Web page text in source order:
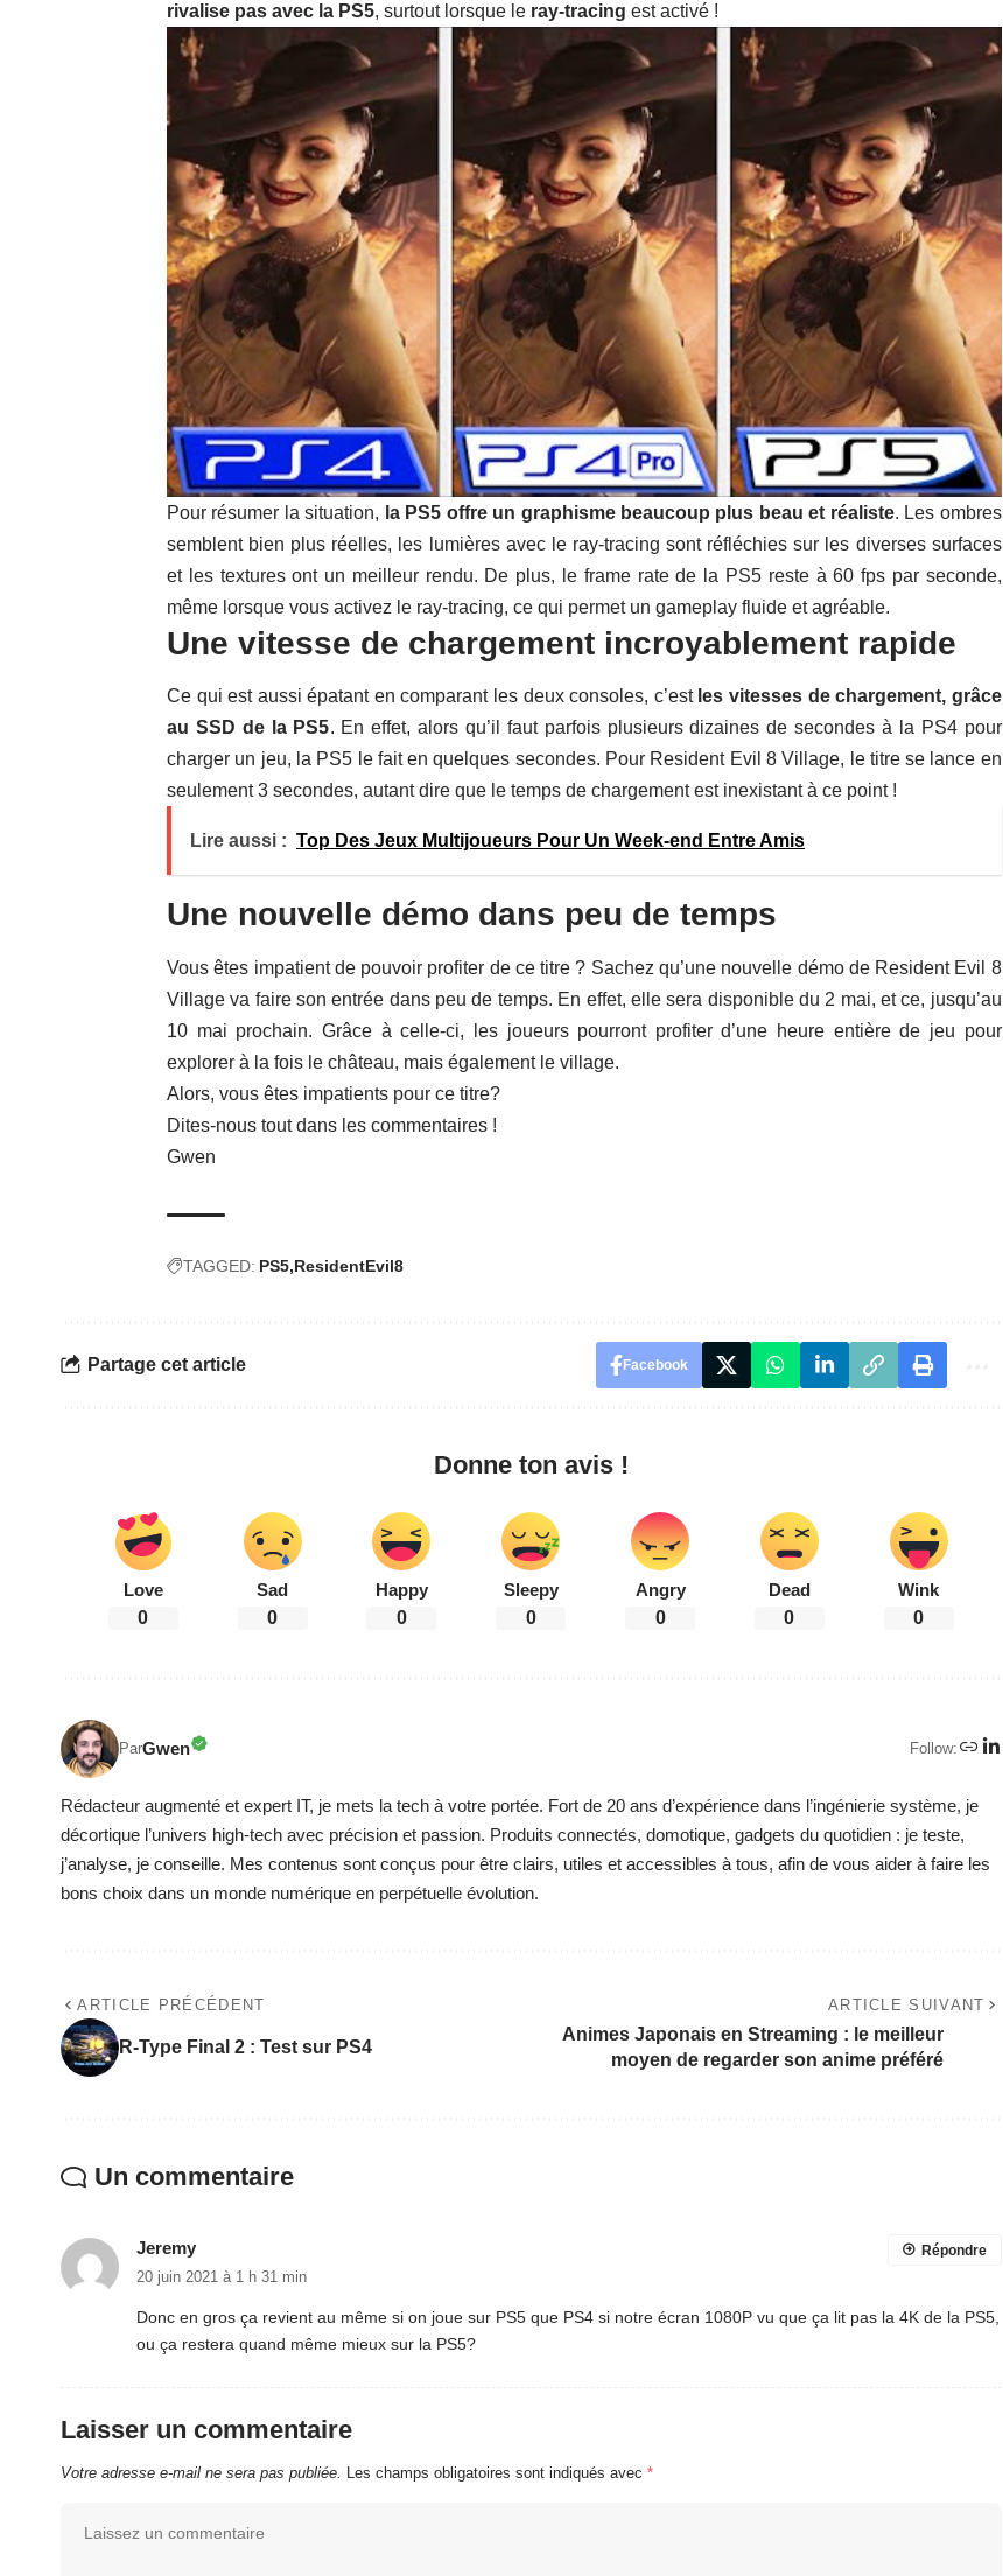
rivalise pas avec la PS5, surtout lorsque le ray-tracing est activé !
Pour résumer la situation, la PS5 offre un graphisme beaucoup plus beau et réaliste. Les ombres
semblent bien plus réelles, les lumières avec le ray-tracing sont réfléchies sur les diverses surfaces
et les textures ont un meilleur rendu. De plus, le frame rate de la PS5 reste à 60 fps par seconde,
même lorsque vous activez le ray-tracing, ce qui permet un gameplay fluide et agréable.
Une vitesse de chargement incroyablement rapide
Ce qui est aussi épatant en comparant les deux consoles, c’est les vitesses de chargement, grâce
au SSD de la PS5. En effet, alors qu’il faut parfois plusieurs dizaines de secondes à la PS4 pour
charger un jeu, la PS5 le fait en quelques secondes. Pour Resident Evil 8 Village, le titre se lance en
seulement 3 secondes, autant dire que le temps de chargement est inexistant à ce point !
Lire aussi : Top Des Jeux Multijoueurs Pour Un Week-end Entre Amis
Une nouvelle démo dans peu de temps
Vous êtes impatient de pouvoir profiter de ce titre ? Sachez qu’une nouvelle démo de Resident Evil 8
Village va faire son entrée dans peu de temps. En effet, elle sera disponible du 2 mai, et ce, jusqu’au
10 mai prochain. Grâce à celle-ci, les joueurs pourront profiter d’une heure entière de jeu pour
explorer à la fois le château, mais également le village.
Alors, vous êtes impatients pour ce titre?
Dites-nous tout dans les commentaires !
Gwen
TAGGED: PS5 ResidentEvil8
Partage cet article Facebook
Donne ton avis !
Love
0
Sad
0
Happy
0
Sleepy
0
Angry
0
Dead
0
Wink
0
ParGwen Follow:
Rédacteur augmenté et expert IT, je mets la tech à votre portée. Fort de 20 ans d’expérience dans l’ingénierie système, je
décortique l’univers high-tech avec précision et passion. Produits connectés, domotique, gadgets du quotidien : je teste,
j’analyse, je conseille. Mes contenus sont conçus pour être clairs, utiles et accessibles à tous, afin de vous aider à faire les
bons choix dans un monde numérique en perpétuelle évolution.
ARTICLE PRÉCÉDENT
R-Type Final 2 : Test sur PS4
ARTICLE SUIVANT
Animes Japonais en Streaming : le meilleur
moyen de regarder son anime préféré
Un commentaire
Jeremy
20 juin 2021 à 1 h 31 min
Donc en gros ça revient au même si on joue sur PS5 que PS4 si notre écran 1080P vu que ça lit pas la 4K de la PS5,
ou ça restera quand même mieux sur la PS5?
Répondre
Laisser un commentaire
Votre adresse e-mail ne sera pas publiée. Les champs obligatoires sont indiqués avec *